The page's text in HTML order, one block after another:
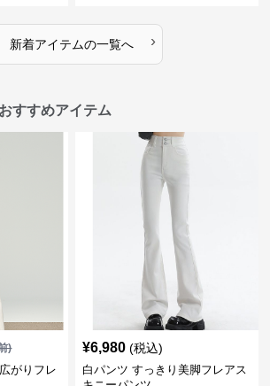
新着アイテムの一覧へ ›
すすめアイテム
)
がりフレ
¥6,980 (税込)
白パンツ すっきり美脚フレアス